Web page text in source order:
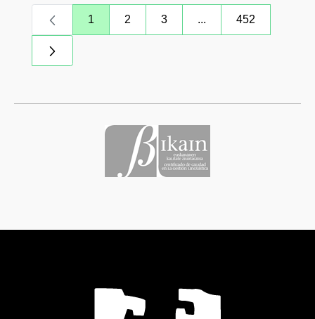
Orrialdea
1
Orrialdea
2
Orrialdea
3 ...
Intermediate Pages
Orrialdea
452